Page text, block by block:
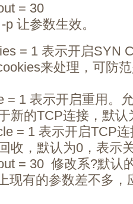
= 30
让参数生效。
= 1 表示开启SYN
来处理，可防
= 1 表示开启重用。
新的TCP连接，默
= 1 表示开启TCP
收，默认为0，表示
= 30 修改系?默认
现有的参数差不多，